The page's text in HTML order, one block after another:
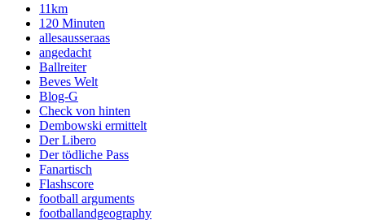
11km
120 Minuten
allesausseraas
angedacht
Ballreiter
Beves Welt
Blog-G
Check von hinten
Dembowski ermittelt
Der Libero
Der tödliche Pass
Fanartisch
Flashscore
football arguments
footballandgeography